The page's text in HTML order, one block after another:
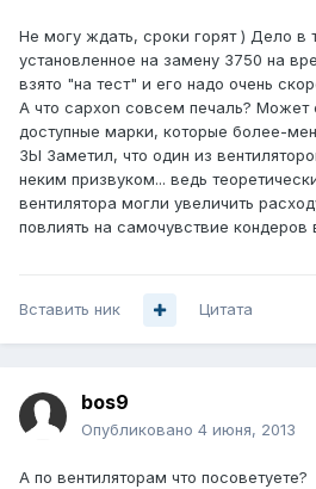
Не могу ждать, сроки горят ) Дело в
установленное на замену 3750 на
взято "на тест" и его надо очень
А что capxon совсем печаль? Может
доступные марки, которые более-
ЗЫ Заметил, что один из
неким призвуком... ведь
вентилятора могли увеличить
повлиять на самочувствие кондеров
Вставить ник Цитата
bos9
Опубликовано 4 июня, 2013
А по вентиляторам что посоветуете?